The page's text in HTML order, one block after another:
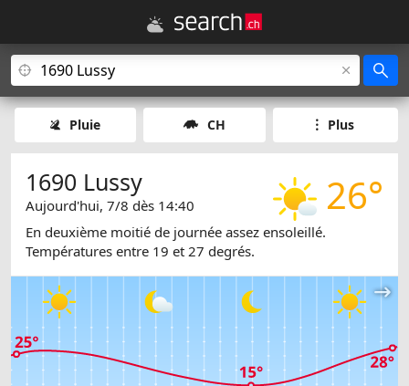
Pluie CH Plus
26°
1690 Lussy
Aujourd'hui, 7/8 dès 14:40
En deuxième moitié de journée assez ensoleillé.
Températures entre 19 et 27 degrés.